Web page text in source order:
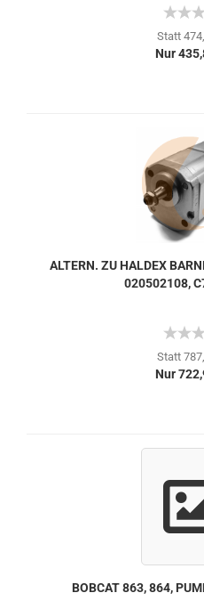
Statt
Nur
ALTERN. ZU HALDEX
020502108,
Statt
Nur
BOBCAT 863, 864,